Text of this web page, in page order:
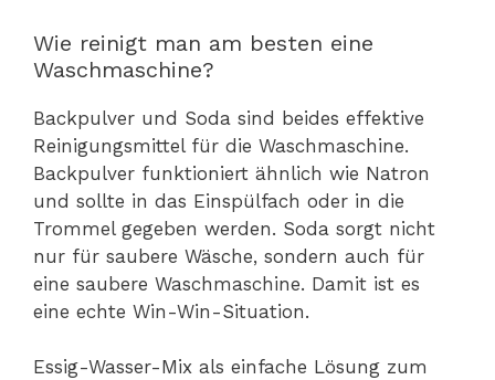
Wie reinigt man am besten eine
Waschmaschine?
Backpulver und Soda sind beides effektive
Reinigungsmittel für die Waschmaschine.
Backpulver funktioniert ähnlich wie Natron
und sollte in das Einspülfach oder in die
Trommel gegeben werden. Soda sorgt nicht
nur für saubere Wäsche, sondern auch für
eine saubere Waschmaschine. Damit ist es
eine echte Win-Win-Situation.
Essig-Wasser-Mix als einfache Lösung zum